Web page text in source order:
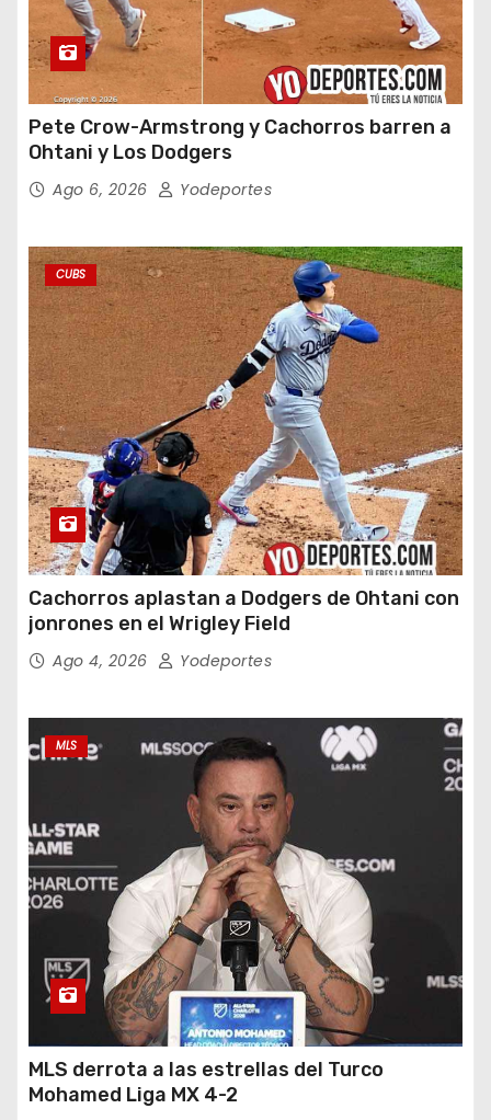
Pete Crow-Armstrong y Cachorros barren a
Ohtani y Los Dodgers
Ago 6, 2026 Yodeportes
CUBS
Cachorros aplastan a Dodgers de Ohtani con
jonrones en el Wrigley Field
Ago 4, 2026 Yodeportes
MLS
MLS derrota a las estrellas del Turco
Mohamed Liga MX 4-2